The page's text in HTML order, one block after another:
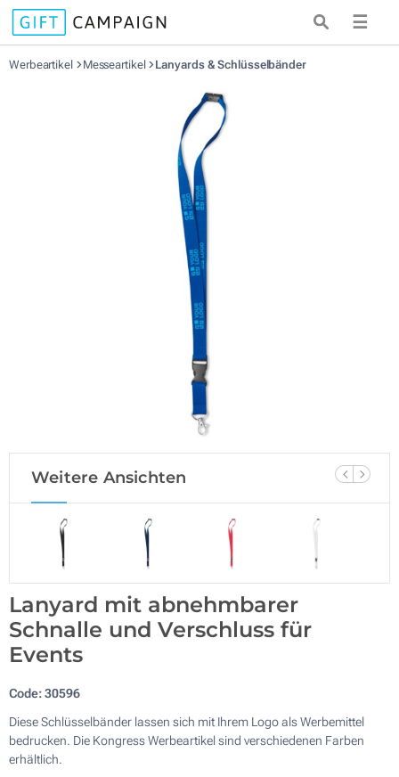
☰
Werbeartikel Messeartikel Lanyards & Schlüsselbänder
Weitere Ansichten
Lanyard mit abnehmbarer
Schnalle und Verschluss für
Events
Code:30596
Diese Schlüsselbänder lassen sich mit Ihrem Logo als Werbemittel
bedrucken. Die Kongress Werbeartikel sind verschiedenen Farben
erhältlich.